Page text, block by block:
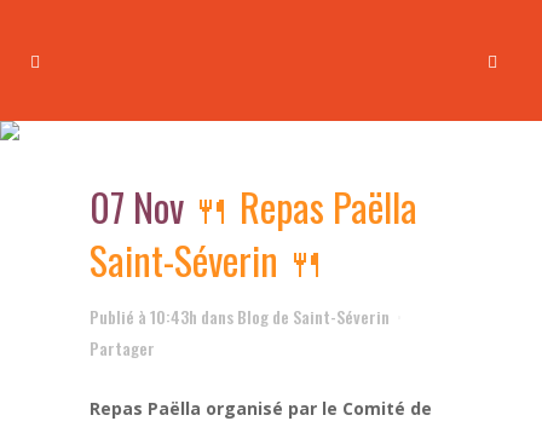
07 Nov 🍴 Repas Paëlla
Saint-Séverin 🍴
Publié à 10:43h dansBlog de Saint-Séverin
Partager
Repas Paëlla organisé par le Comité de